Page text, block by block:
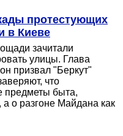
протестующих
в Киеве
зачитали
улицы. Глава
призвал "Беркут"
что
предметы быта,
о разгоне Майдана как